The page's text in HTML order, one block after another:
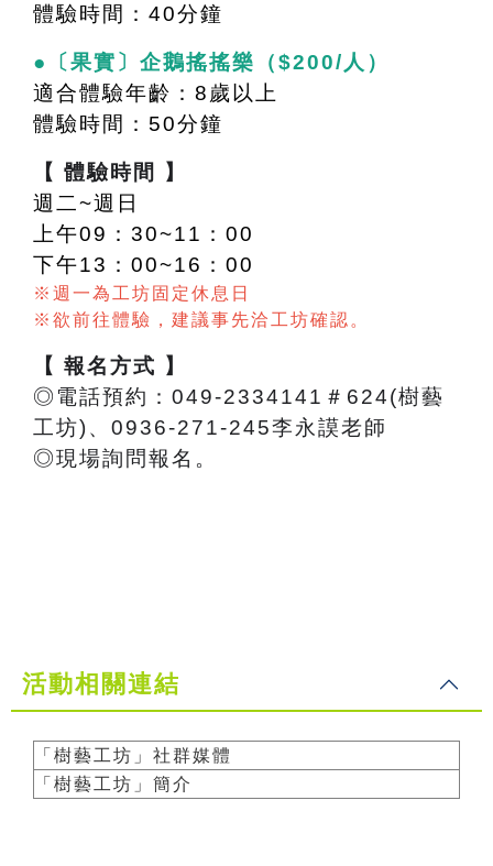
體驗時間：40分鐘
●〔果實〕企鵝搖搖樂（$200/人）
適合體驗年齡：8歲以上
體驗時間：50分鐘
【 體驗時間 】
週二~週日
上午09：30~11：00
下午13：00~16：00
※週一為工坊固定休息日
※欲前往體驗，建議事先洽工坊確認。
【 報名方式 】
◎電話預約：049-2334141＃624(樹藝
工坊)、0936-271-245李永謨老師
◎現場詢問報名。
活動相關連結
「樹藝工坊」社群媒體
「樹藝工坊」簡介